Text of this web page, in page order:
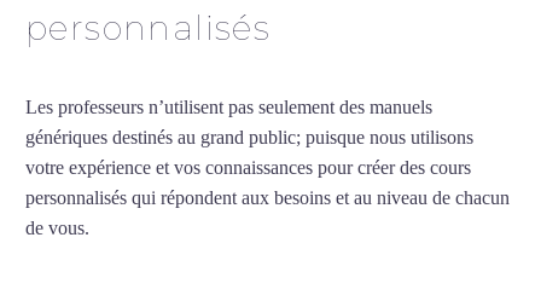
personnalisés
Les professeurs n’utilisent pas seulement des manuels
génériques destinés au grand public; puisque nous utilisons
votre expérience et vos connaissances pour créer des cours
personnalisés qui répondent aux besoins et au niveau de chacun
de vous.